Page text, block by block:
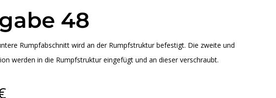
48
Rumpfabschnitt wird an der Rumpfstruktur befestigt. Die zweite und
werden in die Rumpfstruktur eingefügt und an dieser verschraubt.